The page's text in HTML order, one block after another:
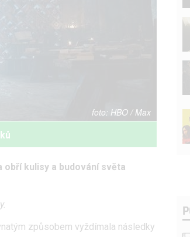
HBO / Max
obří kulisy a budování světa
způsobem vyždímala následky